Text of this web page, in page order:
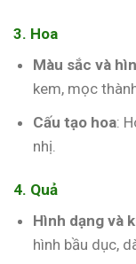
3. Hoa
Màu sắc và
kem, mọc
Cấu tạo hoa:
nhị.
4. Quả
Hình dạng và
hình bầu dục,